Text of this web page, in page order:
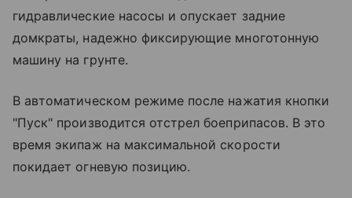
гидравлические насосы и опускает задние
домкраты, надежно фиксирующие многотонную
машину на грунте.
В автоматическом режиме после нажатия кнопки
"Пуск" производится отстрел боеприпасов. В это
время экипаж на максимальной скорости
покидает огневую позицию.